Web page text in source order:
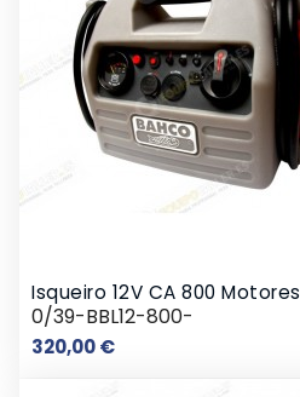
Isqueiro 12V CA 800 Motores
0/39-BBL12-800-
320,00 €Preço